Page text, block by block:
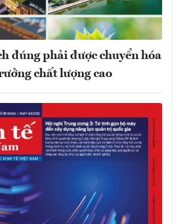
đúng phải được chuyển hóa
chất lượng cao